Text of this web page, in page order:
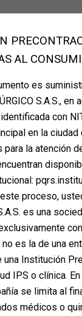
Cirugía
DEL
onagosto
de
AL
es
S.A.S.,
con
en la
la atención
proceso,
es una
es la de una
una Institución
IPS o clínica.
se limita al
médicos o